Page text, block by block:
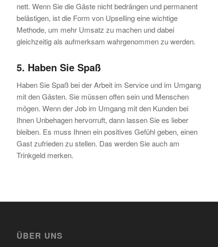
nett. Wenn Sie die Gäste nicht bedrängen und permanent
belästigen, ist die Form von Upselling eine wichtige
Methode, um mehr Umsatz zu machen und dabei
gleichzeitig als aufmerksam wahrgenommen zu werden.
5. Haben Sie Spaß
Haben Sie Spaß bei der Arbeit im Service und im Umgang
mit den Gästen. Sie müssen offen sein und Menschen
mögen. Wenn der Job im Umgang mit den Kunden bei
Ihnen Unbehagen hervorruft, dann lassen Sie es lieber
bleiben. Es muss Ihnen ein positives Gefühl geben, einen
Gast zufrieden zu stellen. Das werden Sie auch am
Trinkgeld merken.
ÜBER UNS